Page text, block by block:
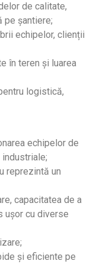
de calitate,
pe șantiere;
echipelor, clienții
în teren și luarea
logistică,
echipelor de
reprezintă un
capacitatea de a
ușor cu diverse
și eficiente pe